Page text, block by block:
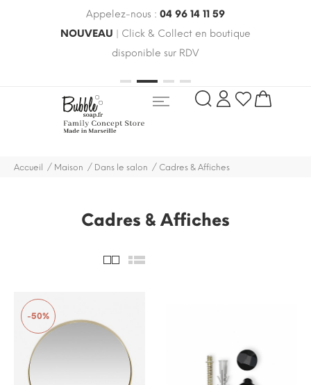
Appelez-nous : 04 96 14 11 59
NOUVEAU | Click & Collect en boutique
disponible sur RDV
Accueil Maison Dans le salon Cadres & Affiches
Cadres & Affiches
-50%